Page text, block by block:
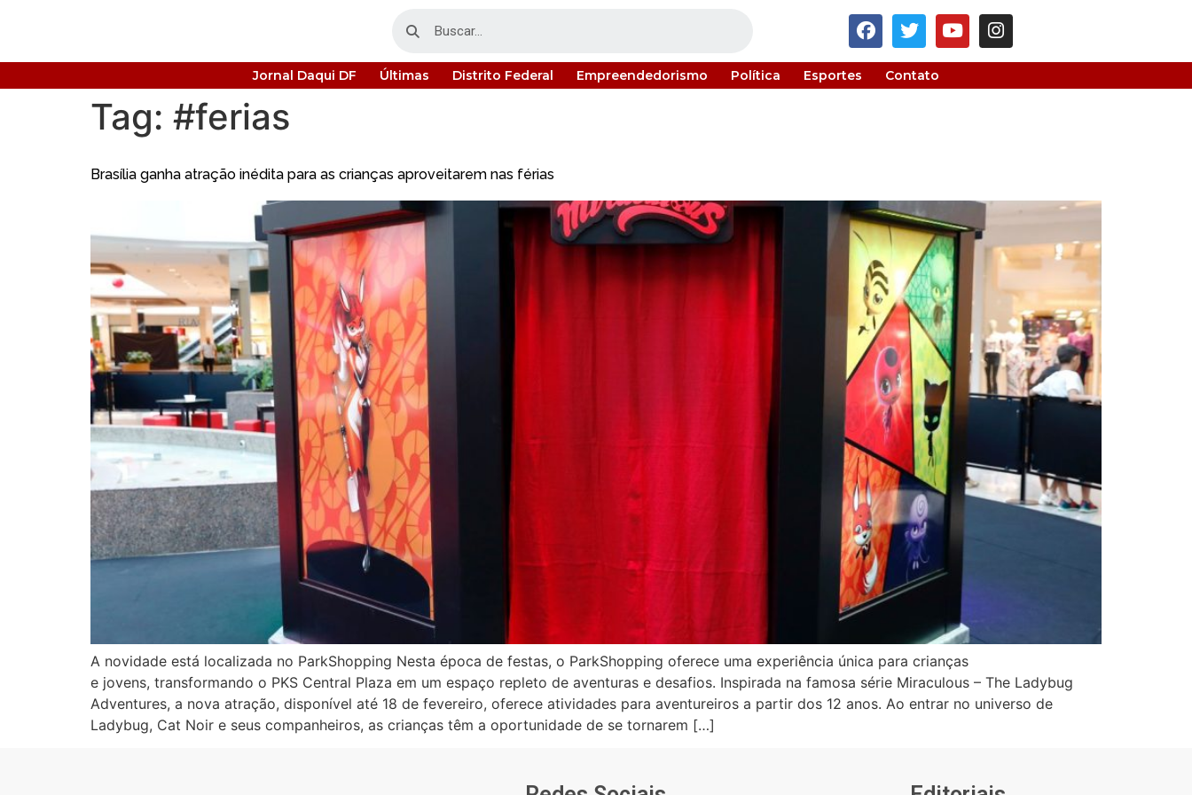
Jornal Daqui DF Últimas Distrito Federal Empreendedorismo Política Esportes Contato
Tag: #ferias
Brasília ganha atração inédita para as crianças aproveitarem nas férias
A novidade está localizada no ParkShopping Nesta época de festas, o ParkShopping oferece uma experiência única para crianças
e jovens, transformando o PKS Central Plaza em um espaço repleto de aventuras e desafios. Inspirada na famosa série Miraculous – The Ladybug
Adventures, a nova atração, disponível até 18 de fevereiro, oferece atividades para aventureiros a partir dos 12 anos. Ao entrar no universo de
Ladybug, Cat Noir e seus companheiros, as crianças têm a oportunidade de se tornarem […]